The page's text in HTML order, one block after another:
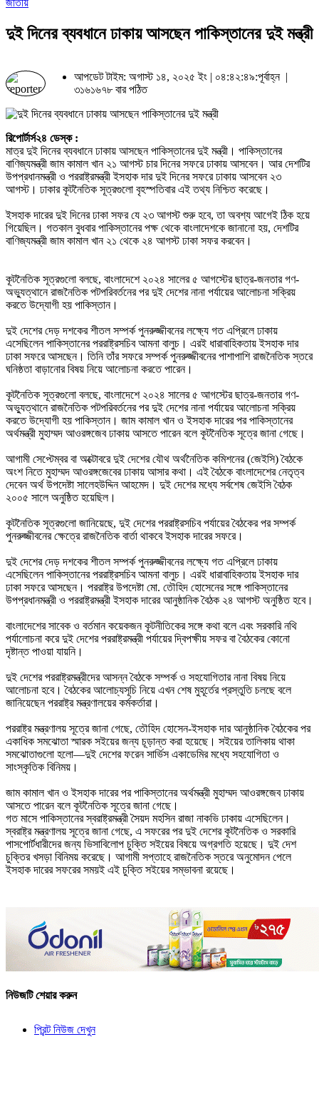
জাতীয়
দুই দিনের ব্যবধানে ঢাকায় আসছেন পাকিস্তানের দুই মন্ত্রী
আপডেট টাইম: অগাস্ট ১৪, ২০২৫ ইং | ০৪:৪২:৪৯:পূর্বাহ্ন |
৩১৬১৬৭৮ বার পঠিত
রিপোর্টার্স২৪ ডেস্ক :
মাত্র দুই দিনের ব্যবধানে ঢাকায় আসছেন পাকিস্তানের দুই মন্ত্রী। পাকিস্তানের
বাণিজ্যমন্ত্রী জাম কামাল খান ২১ আগস্ট চার দিনের সফরে ঢাকায় আসবেন। আর দেশটির
উপপ্রধানমন্ত্রী ও পররাষ্ট্রমন্ত্রী ইসহাক দার দুই দিনের সফরে ঢাকায় আসবেন ২৩
আগস্ট। ঢাকার কূটনৈতিক সূত্রগুলো বৃহস্পতিবার এই তথ্য নিশ্চিত করেছে।
ইসহাক দারের দুই দিনের ঢাকা সফর যে ২৩ আগস্ট শুরু হবে, তা অবশ্য আগেই ঠিক হয়ে
গিয়েছিল। গতকাল বুধবার পাকিস্তানের পক্ষ থেকে বাংলাদেশকে জানানো হয়, দেশটির
বাণিজ্যমন্ত্রী জাম কামাল খান ২১ থেকে ২৪ আগস্ট ঢাকা সফর করবেন।
কূটনৈতিক সূত্রগুলো বলছে, বাংলাদেশে ২০২৪ সালের ৫ আগস্টের ছাত্র-জনতার গণ-
অভ্যুত্থানে রাজনৈতিক পটপরিবর্তনের পর দুই দেশের নানা পর্যায়ের আলোচনা সক্রিয়
করতে উদ্যোগী হয় পাকিস্তান।
দুই দেশের দেড় দশকের শীতল সম্পর্ক পুনরুজ্জীবনের লক্ষ্যে গত এপ্রিলে ঢাকায়
এসেছিলেন পাকিস্তানের পররাষ্ট্রসচিব আমনা বালুচ। এরই ধারাবাহিকতায় ইসহাক দার
ঢাকা সফরে আসছেন। তিনি তাঁর সফরে সম্পর্ক পুনরুজ্জীবনের পাশাপাশি রাজনৈতিক স্তরে
ঘনিষ্ঠতা বাড়ানোর বিষয় নিয়ে আলোচনা করতে পারেন।
কূটনৈতিক সূত্রগুলো বলছে, বাংলাদেশে ২০২৪ সালের ৫ আগস্টের ছাত্র-জনতার গণ-
অভ্যুত্থানে রাজনৈতিক পটপরিবর্তনের পর দুই দেশের নানা পর্যায়ের আলোচনা সক্রিয়
করতে উদ্যোগী হয় পাকিস্তান। জাম কামাল খান ও ইসহাক দারের পর পাকিস্তানের
অর্থমন্ত্রী মুহাম্মদ আওরঙ্গজেব ঢাকায় আসতে পারেন বলে কূটনৈতিক সূত্রে জানা গেছে।
আগামী সেপ্টেম্বর বা অক্টোবরে দুই দেশের যৌথ অর্থনৈতিক কমিশনের (জেইসি) বৈঠকে
অংশ নিতে মুহাম্মদ আওরঙ্গজেবের ঢাকায় আসার কথা। এই বৈঠকে বাংলাদেশের নেতৃত্ব
দেবেন অর্থ উপদেষ্টা সালেহউদ্দিন আহমেদ। দুই দেশের মধ্যে সর্বশেষ জেইসি বৈঠক
২০০৫ সালে অনুষ্ঠিত হয়েছিল।
কূটনৈতিক সূত্রগুলো জানিয়েছে, দুই দেশের পররাষ্ট্রসচিব পর্যায়ের বৈঠকের পর সম্পর্ক
পুনরুজ্জীবনের ক্ষেত্রে রাজনৈতিক বার্তা থাকবে ইসহাক দারের সফরে।
দুই দেশের দেড় দশকের শীতল সম্পর্ক পুনরুজ্জীবনের লক্ষ্যে গত এপ্রিলে ঢাকায়
এসেছিলেন পাকিস্তানের পররাষ্ট্রসচিব আমনা বালুচ। এরই ধারাবাহিকতায় ইসহাক দার
ঢাকা সফরে আসছেন। পররাষ্ট্র উপদেষ্টা মো. তৌহিদ হোসেনের সঙ্গে পাকিস্তানের
উপপ্রধানমন্ত্রী ও পররাষ্ট্রমন্ত্রী ইসহাক দারের আনুষ্ঠানিক বৈঠক ২৪ আগস্ট অনুষ্ঠিত হবে।
বাংলাদেশের সাবেক ও বর্তমান কয়েকজন কূটনীতিকের সঙ্গে কথা বলে এবং সরকারি নথি
পর্যালোচনা করে দুই দেশের পররাষ্ট্রমন্ত্রী পর্যায়ের দ্বিপক্ষীয় সফর বা বৈঠকের কোনো
দৃষ্টান্ত পাওয়া যায়নি।
দুই দেশের পররাষ্ট্রমন্ত্রীদের আসন্ন বৈঠকে সম্পর্ক ও সহযোগিতার নানা বিষয় নিয়ে
আলোচনা হবে। বৈঠকের আলোচ্যসূচি নিয়ে এখন শেষ মুহূর্তের প্রস্তুতি চলছে বলে
জানিয়েছেন পররাষ্ট্র মন্ত্রণালয়ের কর্মকর্তারা।
পররাষ্ট্র মন্ত্রণালয় সূত্রে জানা গেছে, তৌহিদ হোসেন-ইসহাক দার আনুষ্ঠানিক বৈঠকের পর
একাধিক সমঝোতা স্মারক সইয়ের জন্য চূড়ান্ত করা হয়েছে। সইয়ের তালিকায় থাকা
সমঝোতাগুলো হলো—দুই দেশের ফরেন সার্ভিস একাডেমির মধ্যে সহযোগিতা ও
সাংস্কৃতিক বিনিময়।
জাম কামাল খান ও ইসহাক দারের পর পাকিস্তানের অর্থমন্ত্রী মুহাম্মদ আওরঙ্গজেব ঢাকায়
আসতে পারেন বলে কূটনৈতিক সূত্রে জানা গেছে।
গত মাসে পাকিস্তানের স্বরাষ্ট্রমন্ত্রী সৈয়দ মহসিন রাজা নাকভি ঢাকায় এসেছিলেন।
স্বরাষ্ট্র মন্ত্রণালয় সূত্রে জানা গেছে, এ সফরের পর দুই দেশের কূটনৈতিক ও সরকারি
পাসপোর্টধারীদের জন্য ভিসাবিলোপ চুক্তি সইয়ের বিষয়ে অগ্রগতি হয়েছে। দুই দেশ
চুক্তির খসড়া বিনিময় করেছে। আগামী সপ্তাহে রাজনৈতিক স্তরে অনুমোদন পেলে
ইসহাক দারের সফরের সময়ই এই চুক্তি সইয়ের সম্ভাবনা রয়েছে।
নিউজটি শেয়ার করুন
প্রিন্ট নিউজ দেখুন